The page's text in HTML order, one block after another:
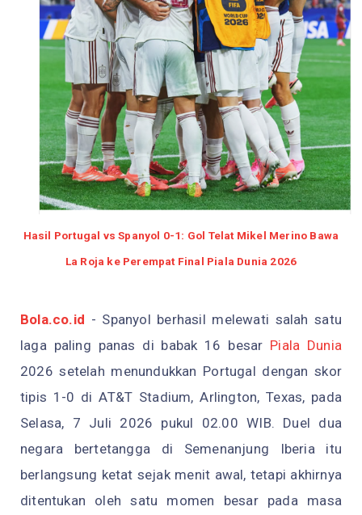
Hasil Portugal vs Spanyol 0-1: Gol Telat Mikel Merino Bawa
La Roja ke Perempat Final Piala Dunia 2026
Bola.co.id - Spanyol berhasil melewati salah satu
laga paling panas di babak 16 besar Piala Dunia
2026 setelah menundukkan Portugal dengan skor
tipis 1-0 di AT&T Stadium, Arlington, Texas, pada
Selasa, 7 Juli 2026 pukul 02.00 WIB. Duel dua
negara bertetangga di Semenanjung Iberia itu
berlangsung ketat sejak menit awal, tetapi akhirnya
ditentukan oleh satu momen besar pada masa